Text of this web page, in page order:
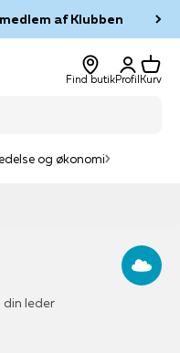
af Klubben
Find butik
Log ind
Profil
Kurv
Kurv
og økonomi
leder